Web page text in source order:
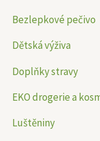
Bezlepkové pečivo
Dětská výživa
Doplňky stravy
EKO drogerie a
Luštěniny